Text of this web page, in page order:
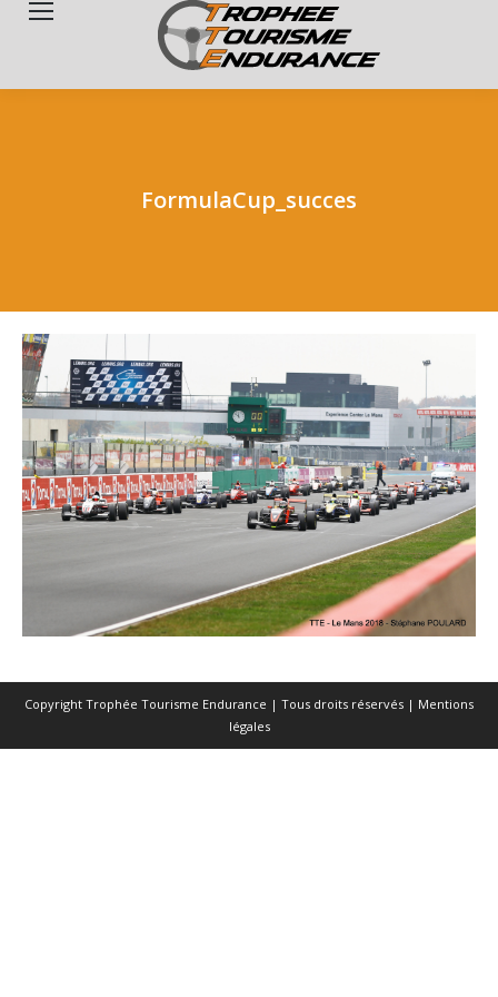
FormulaCup_succes
Copyright Trophée Tourisme Endurance | Tous droits réservés | Mentions
légales